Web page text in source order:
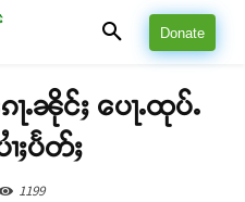
Donate
ႉၼိုင်ႈ ပေႃႉထုပ်ႉ
ႈပႅတ်ႈ
1199